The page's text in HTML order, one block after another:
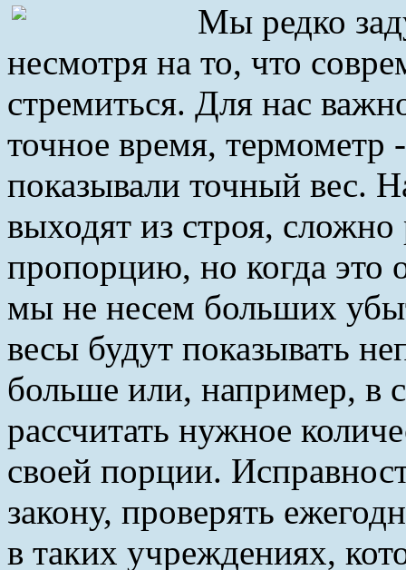
Мы редко
несмотря на то, что
стремиться. Для нас
точное время, термометр
показывали точный вес.
выходят из строя,
пропорцию, но когда это
мы не несем больших
весы будут показывать
больше или, например, в
рассчитать нужное
своей порции.
закону, проверять
в таких учреждениях,